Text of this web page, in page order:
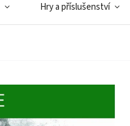
Hry a příslušenství